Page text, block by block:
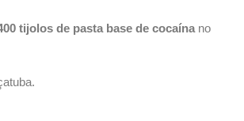
tijolos de pasta base de cocaína no